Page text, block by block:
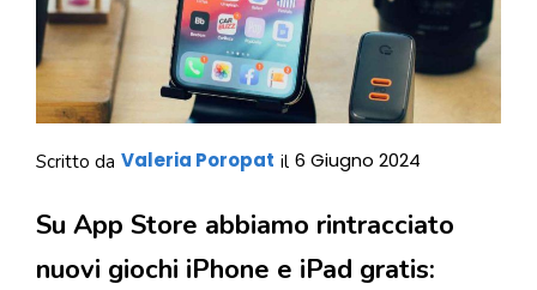
Scritto da Valeria Poropat il 6 Giugno 2024
Su App Store abbiamo rintracciato
nuovi giochi iPhone e iPad gratis: